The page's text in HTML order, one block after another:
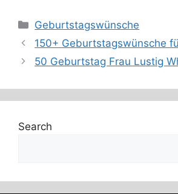
Categories
Geburtstagswünsche
150+ Geburtstagswünsche
50 Geburtstag Frau Lustig
Search